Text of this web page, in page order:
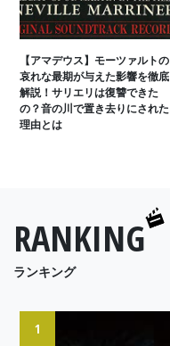
【アマデウス】モーツァルトの
哀れな最期が与えた影響を徹底
解説！サリエリは復讐できた
の？音の川で置き去りにされた
理由とは
RANKING
ランキング
1